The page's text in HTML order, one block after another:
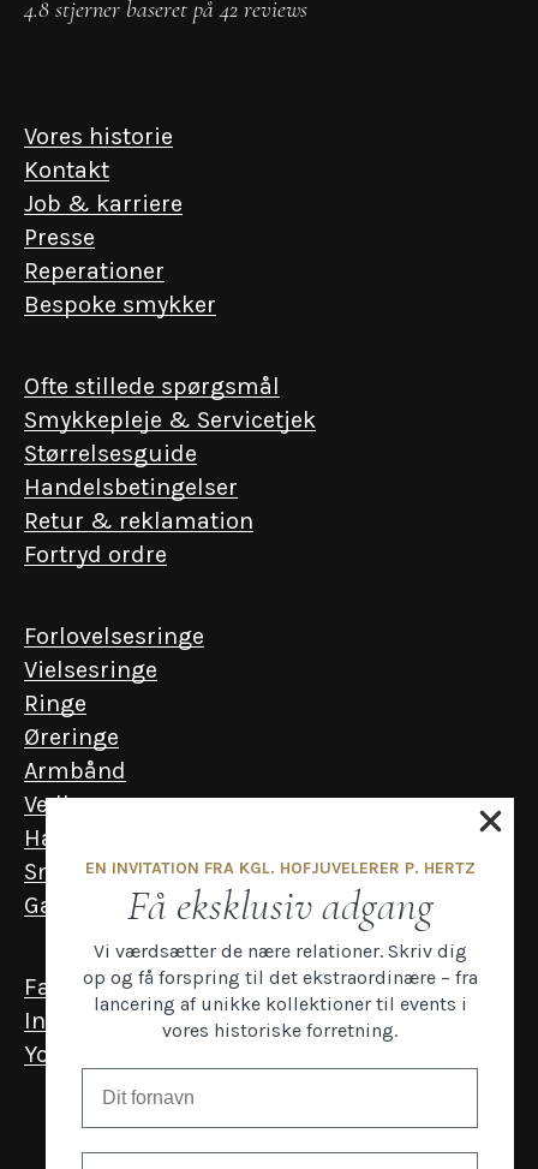
4.8 stjerner baseret på 42 reviews
Vores historie
Kontakt
Job & karriere
Presse
Reperationer
Bespoke smykker
Ofte stillede spørgsmål
Smykkepleje & Servicetjek
Størrelsesguide
Handelsbetingelser
Retur & reklamation
Fortryd ordre
Forlovelsesringe
Vielsesringe
Ringe
Øreringe
Armbånd
Vedhæng
Halskæder
Smykker til mænd
Gavekort
Facebook
Instagram
YouTube
EN INVITATION FRA KGL. HOFJUVELERER P. HERTZ
Få eksklusiv adgang
Vi værdsætter de nære relationer. Skriv dig
op og få forspring til det ekstraordinære – fra
lancering af unikke kollektioner til events i
vores historiske forretning.